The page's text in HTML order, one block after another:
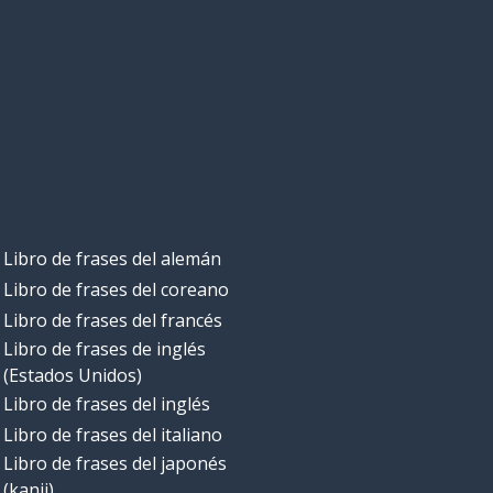
Libro de frases del alemán
Libro de frases del coreano
Libro de frases del francés
Libro de frases de inglés
(Estados Unidos)
Libro de frases del inglés
Libro de frases del italiano
Libro de frases del japonés